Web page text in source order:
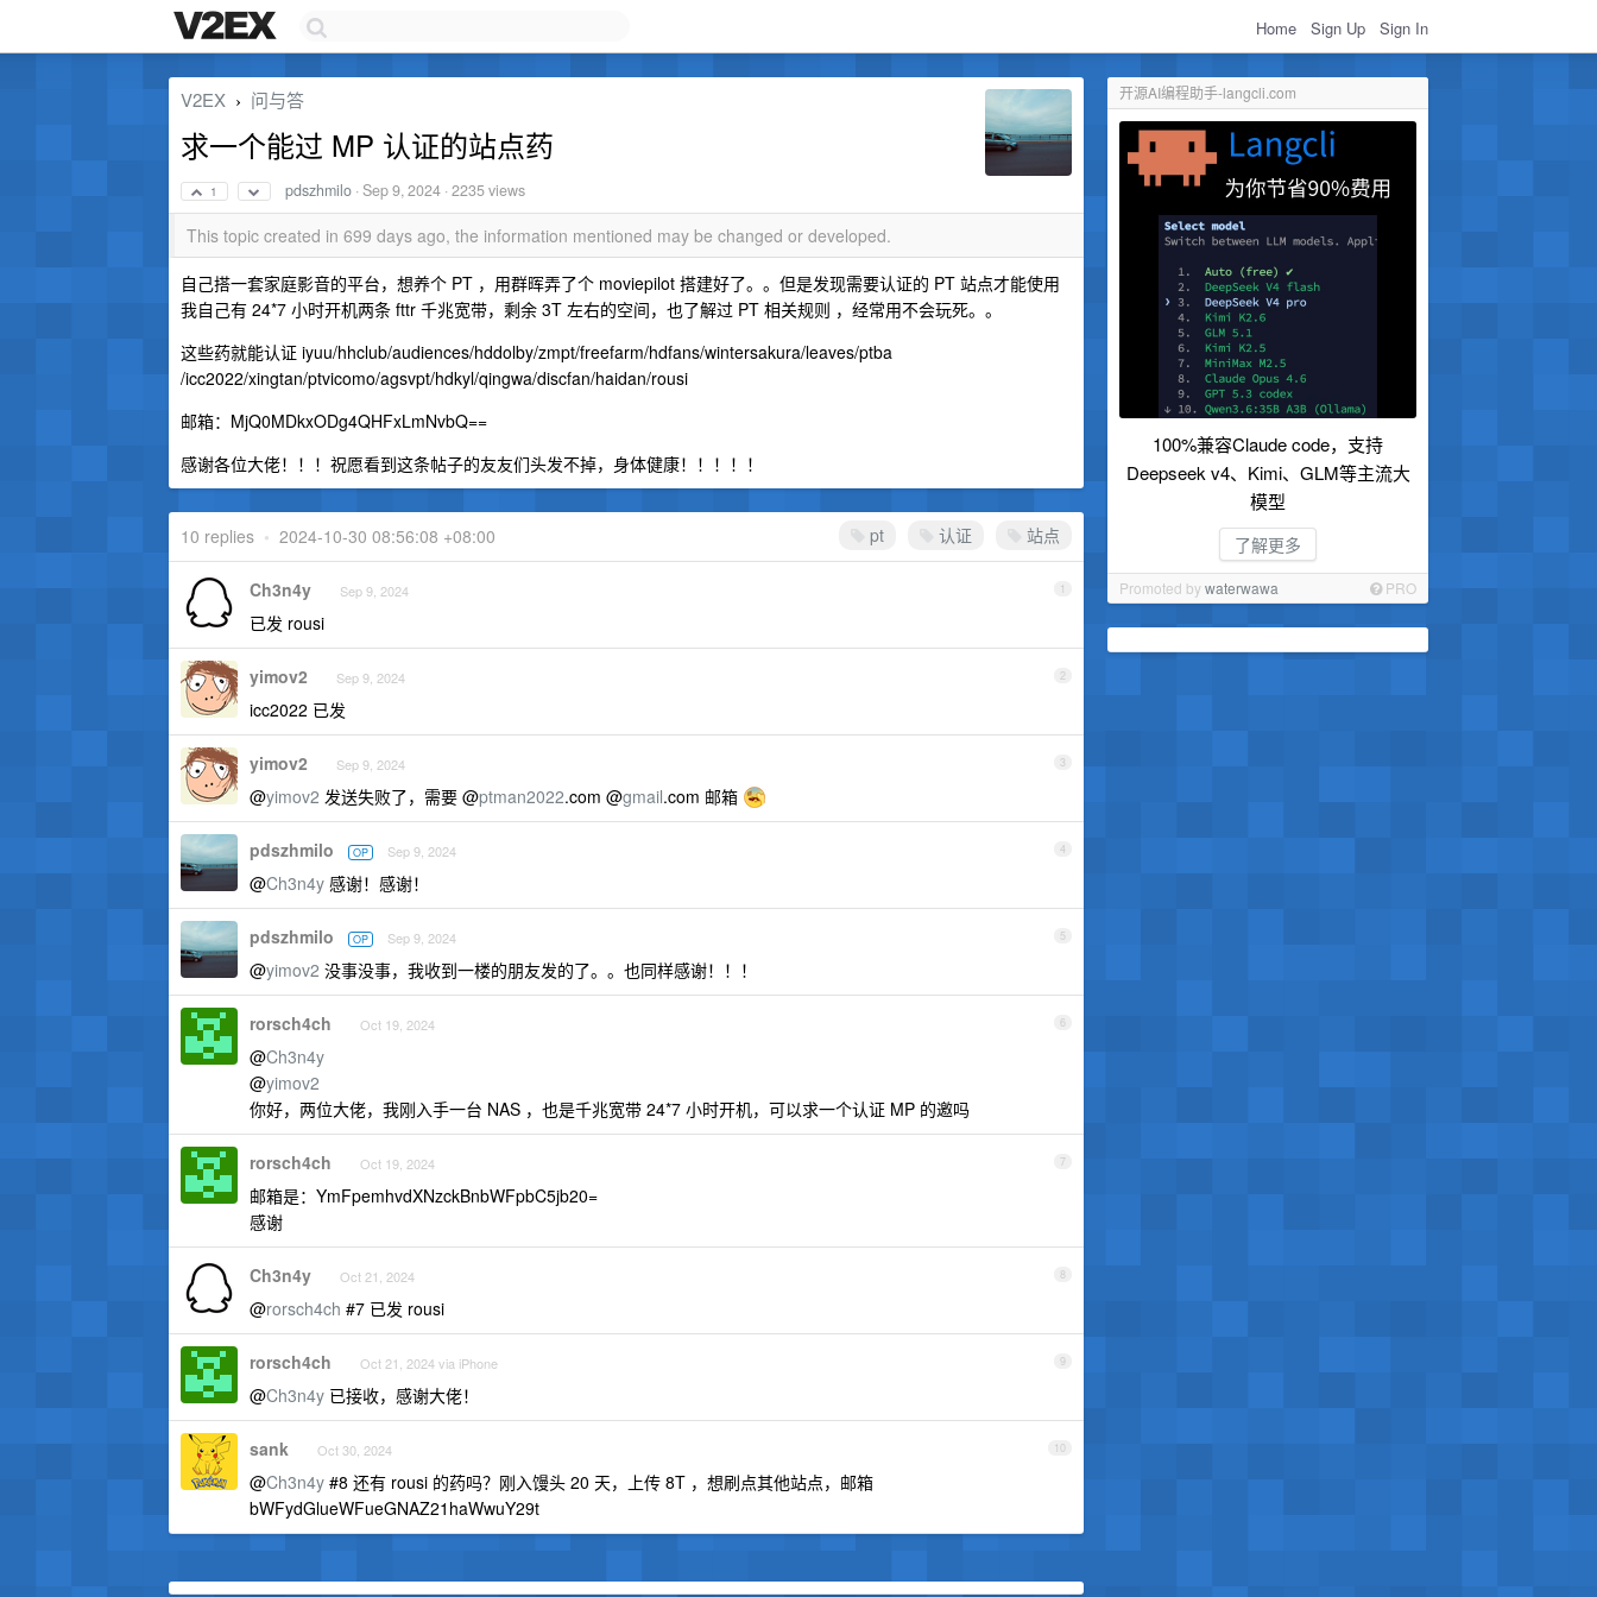
Home Sign Up Sign In
开源AI编程助手-langcli.com
100%兼容Claude code，支持
Deepseek v4、Kimi、GLM等主流大
模型
了解更多
Promoted bywaterwawa PRO
V2EX › 问与答
求一个能过 MP 认证的站点药
1 pdszhmilo ·Sep 9, 2024 · 2235 views
This topic created in 699 days ago, the information mentioned may be changed or developed.
自己搭一套家庭影音的平台，想养个 PT ，用群晖弄了个 moviepilot 搭建好了。。但是发现需要认证的 PT 站点才能使用
我自己有 24*7 小时开机两条 fttr 千兆宽带，剩余 3T 左右的空间，也了解过 PT 相关规则 ，经常用不会玩死。。
这些药就能认证 iyuu/hhclub/audiences/hddolby/zmpt/freefarm/hdfans/wintersakura/leaves/ptba
/icc2022/xingtan/ptvicomo/agsvpt/hdkyl/qingwa/discfan/haidan/rousi
邮箱：MjQ0MDkxODg4QHFxLmNvbQ==
感谢各位大佬！！！祝愿看到这条帖子的友友们头发不掉，身体健康！！！！！
pt 认证 站点
10 replies • 2024-10-30 08:56:08 +08:00
1
Ch3n4y Sep 9, 2024
已发 rousi
2
yimov2 Sep 9, 2024
icc2022 已发
3
yimov2 Sep 9, 2024
@yimov2 发送失败了，需要 @ptman2022.com @gmail.com 邮箱
4
pdszhmilo OP Sep 9, 2024
@Ch3n4y 感谢！感谢！
5
pdszhmilo OP Sep 9, 2024
@yimov2 没事没事，我收到一楼的朋友发的了。。也同样感谢！！！
6
rorsch4ch Oct 19, 2024
@Ch3n4y
@yimov2
你好，两位大佬，我刚入手一台 NAS ，也是千兆宽带 24*7 小时开机，可以求一个认证 MP 的邀吗
7
rorsch4ch Oct 19, 2024
邮箱是：YmFpemhvdXNzckBnbWFpbC5jb20=
感谢
8
Ch3n4y Oct 21, 2024
@rorsch4ch #7 已发 rousi
9
rorsch4ch Oct 21, 2024 via iPhone
@Ch3n4y 已接收，感谢大佬！
10
sank Oct 30, 2024
@Ch3n4y #8 还有 rousi 的药吗？刚入馒头 20 天，上传 8T ，想刷点其他站点，邮箱
bWFydGlueWFueGNAZ21haWwuY29t